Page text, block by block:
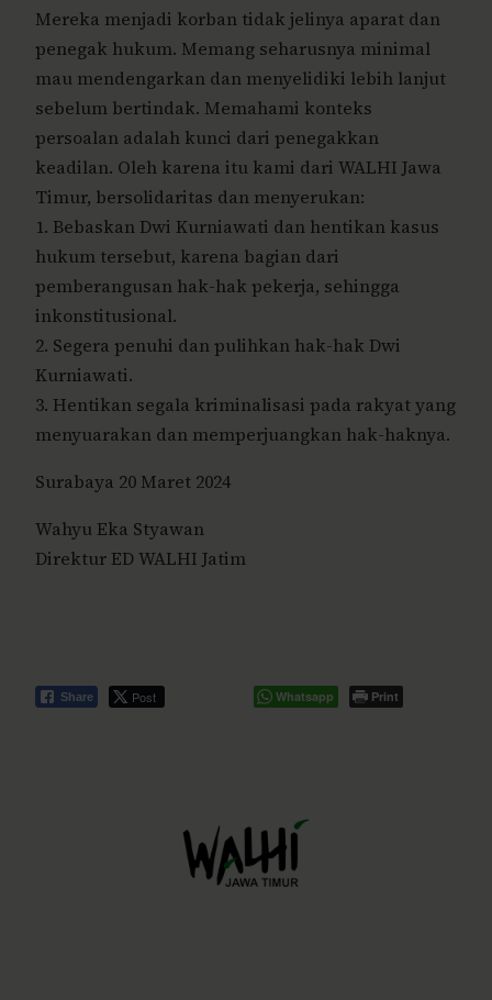
Mereka menjadi korban tidak jelinya aparat dan
penegak hukum. Memang seharusnya minimal
mau mendengarkan dan menyelidiki lebih lanjut
sebelum bertindak. Memahami konteks
persoalan adalah kunci dari penegakkan
keadilan. Oleh karena itu kami dari WALHI Jawa
Timur, bersolidaritas dan menyerukan:
1. Bebaskan Dwi Kurniawati dan hentikan kasus
hukum tersebut, karena bagian dari
pemberangusan hak-hak pekerja, sehingga
inkonstitusional.
2. Segera penuhi dan pulihkan hak-hak Dwi
Kurniawati.
3. Hentikan segala kriminalisasi pada rakyat yang
menyuarakan dan memperjuangkan hak-haknya.
Surabaya 20 Maret 2024
Wahyu Eka Styawan
Direktur ED WALHI Jatim
Share Post Whatsapp Print